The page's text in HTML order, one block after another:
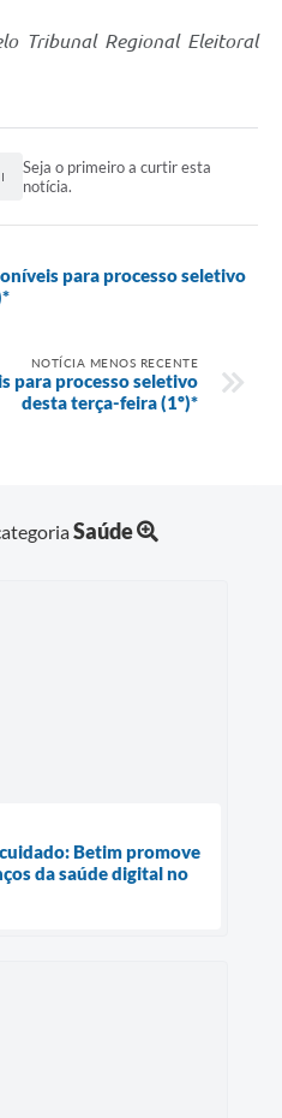
Tribunal Regional Eleitoral
Seja o primeiro a curtir esta
notícia.
para processo seletivo
NOTÍCIA MENOS RECENTE
para processo seletivo
desta terça-feira (1º)*
Saúde
Betim promove
da saúde digital no